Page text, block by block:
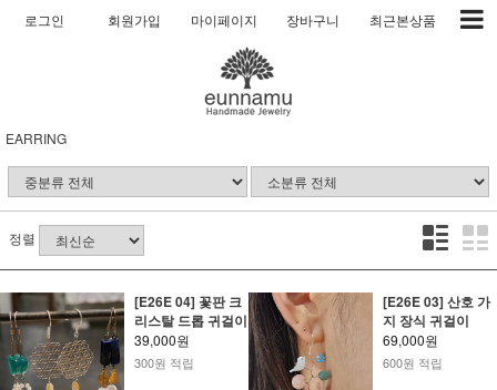
로그인 회원가입 마이페이지 장바구니 최근본상품
EARRING
정렬
[E26E 04] 꽃판 크
리스탈 드롭 귀걸이
39,000원
300원 적립
[E26E 03] 산호 가
지 장식 귀걸이
69,000원
600원 적립